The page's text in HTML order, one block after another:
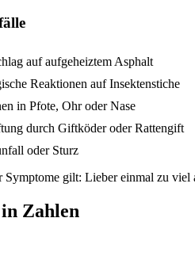
auf aufgeheiztem Asphalt
Reaktionen auf Insektenstiche
in Pfote, Ohr oder Nase
durch Giftköder oder Rattengift
oder Sturz
Symptome gilt: Lieber einmal zu viel
Zahlen